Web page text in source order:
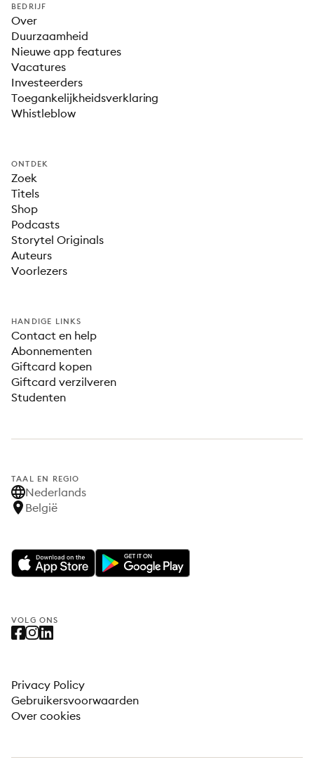
BEDRIJF
Over
Duurzaamheid
Nieuwe app features
Vacatures
Investeerders
Toegankelijkheidsverklaring
Whistleblow
ONTDEK
Zoek
Titels
Shop
Podcasts
Storytel Originals
Auteurs
Voorlezers
HANDIGE LINKS
Contact en help
Abonnementen
Giftcard kopen
Giftcard verzilveren
Studenten
TAAL EN REGIO
Nederlands
België
VOLG ONS
Privacy Policy
Gebruikersvoorwaarden
Over cookies